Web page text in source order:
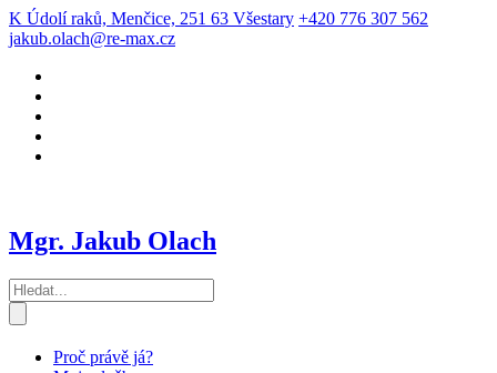
K Údolí raků, Menčice, 251 63 Všestary +420 776 307 562
jakub.olach@re-max.cz
Mgr. Jakub Olach
Proč právě já?